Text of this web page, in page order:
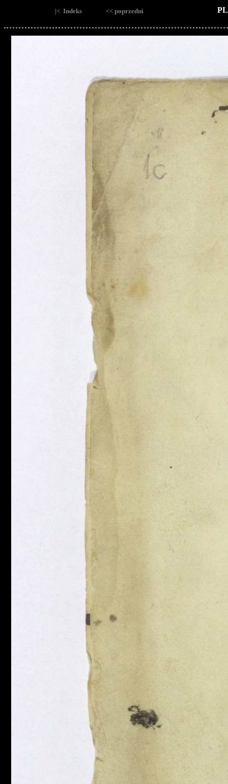
|< Indeks << poprzedni